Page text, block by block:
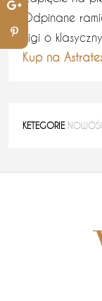
Odpinane
Figi o
Kup na
KETEGORIE